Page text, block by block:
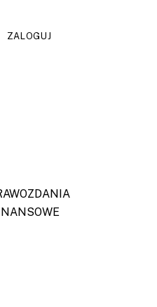
ZALOGUJ